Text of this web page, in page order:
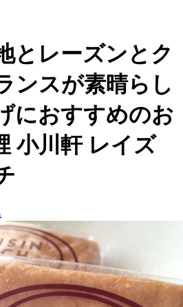
とレーズンとク
ンスが素晴らし
におすすめのお
小川軒 レイズ